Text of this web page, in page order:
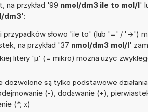
na przykład '99 nmol/dm3 ile to mol/l'
dm3':
przypadków słowo 'ile to' (lub '=' / '->')
na przykład '37 nmol/dm3 mol/l'
litery 'µ' (= mikro) można użyć
dozwolone są tylko podstawowe
(-), dodawanie (+),
(*, x)